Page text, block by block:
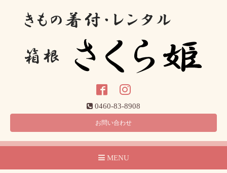
0460-83-8908
お問い合わせ
MENU